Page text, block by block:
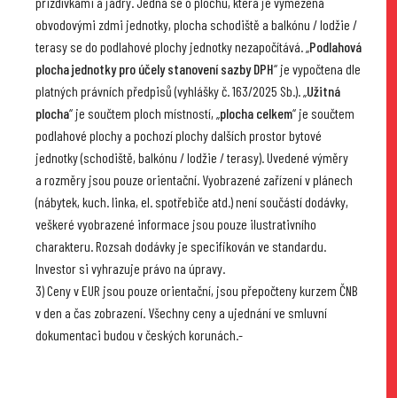
obvodovými zdmi jednotky, plocha schodiště a balkónu / lodžie /
terasy se do podlahové plochy jednotky nezapočítává. „Podlahová
plocha jednotky pro účely stanovení sazby DPH“ je vypočtena dle
platných právních předpisů (vyhlášky č. 163/2025 Sb.). „Užitná
plocha“ je součtem ploch místností, „plocha celkem“ je součtem
podlahové plochy a pochozí plochy dalších prostor bytové
jednotky (schodiště, balkónu / lodžie / terasy). Uvedené výměry
a rozměry jsou pouze orientační. Vyobrazené zařízení v plánech
(nábytek, kuch. linka, el. spotřebiče atd.) není součástí dodávky,
veškeré vyobrazené informace jsou pouze ilustrativního
charakteru. Rozsah dodávky je specifikován ve standardu.
Investor si vyhrazuje právo na úpravy.
3) Ceny v EUR jsou pouze orientační, jsou přepočteny kurzem ČNB
v den a čas zobrazení. Všechny ceny a ujednání ve smluvní
dokumentaci budou v českých korunách.-